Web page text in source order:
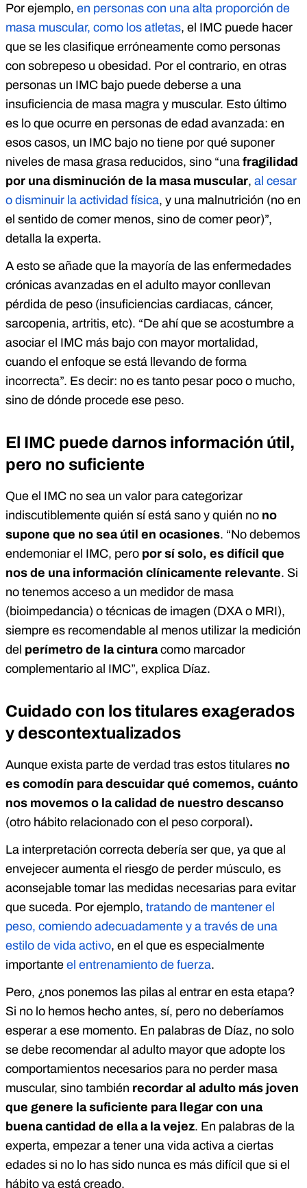
Por ejemplo, en personas con una alta proporción de
masa muscular, como los atletas, el IMC puede hacer
que se les clasifique erróneamente como personas
con sobrepeso u obesidad. Por el contrario, en otras
personas un IMC bajo puede deberse a una
insuficiencia de masa magra y muscular. Esto último
es lo que ocurre en personas de edad avanzada: en
esos casos, un IMC bajo no tiene por qué suponer
niveles de masa grasa reducidos, sino “una fragilidad
por una disminución de la masa muscular, al cesar
o disminuir la actividad física, y una malnutrición (no en
el sentido de comer menos, sino de comer peor)”,
detalla la experta.
A esto se añade que la mayoría de las enfermedades
crónicas avanzadas en el adulto mayor conllevan
pérdida de peso (insuficiencias cardiacas, cáncer,
sarcopenia, artritis, etc). “De ahí que se acostumbre a
asociar el IMC más bajo con mayor mortalidad,
cuando el enfoque se está llevando de forma
incorrecta”. Es decir: no es tanto pesar poco o mucho,
sino de dónde procede ese peso.
El IMC puede darnos información útil,
pero no suficiente
Que el IMC no sea un valor para categorizar
indiscutiblemente quién sí está sano y quién no no
supone que no sea útil en ocasiones. “No debemos
endemoniar el IMC, pero por sí solo, es difícil que
nos de una información clínicamente relevante. Si
no tenemos acceso a un medidor de masa
(bioimpedancia) o técnicas de imagen (DXA o MRI),
siempre es recomendable al menos utilizar la medición
del perímetro de la cintura como marcador
complementario al IMC”, explica Díaz.
Cuidado con los titulares exagerados
y descontextualizados
Aunque exista parte de verdad tras estos titulares no
es comodín para descuidar qué comemos, cuánto
nos movemos o la calidad de nuestro descanso
(otro hábito relacionado con el peso corporal).
La interpretación correcta debería ser que, ya que al
envejecer aumenta el riesgo de perder músculo, es
aconsejable tomar las medidas necesarias para evitar
que suceda. Por ejemplo, tratando de mantener el
peso, comiendo adecuadamente y a través de una
estilo de vida activo, en el que es especialmente
importante el entrenamiento de fuerza.
Pero, ¿nos ponemos las pilas al entrar en esta etapa?
Si no lo hemos hecho antes, sí, pero no deberíamos
esperar a ese momento. En palabras de Díaz, no solo
se debe recomendar al adulto mayor que adopte los
comportamientos necesarios para no perder masa
muscular, sino también recordar al adulto más joven
que genere la suficiente para llegar con una
buena cantidad de ella a la vejez. En palabras de la
experta, empezar a tener una vida activa a ciertas
edades si no lo has sido nunca es más difícil que si el
hábito ya está creado.